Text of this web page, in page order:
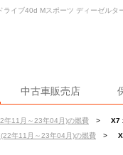
中古車販売店
年11月～23年04月)の燃費 >
X7
年11月～23年04月)の燃費 >
ライブ40d Mスポーツ ディーゼル